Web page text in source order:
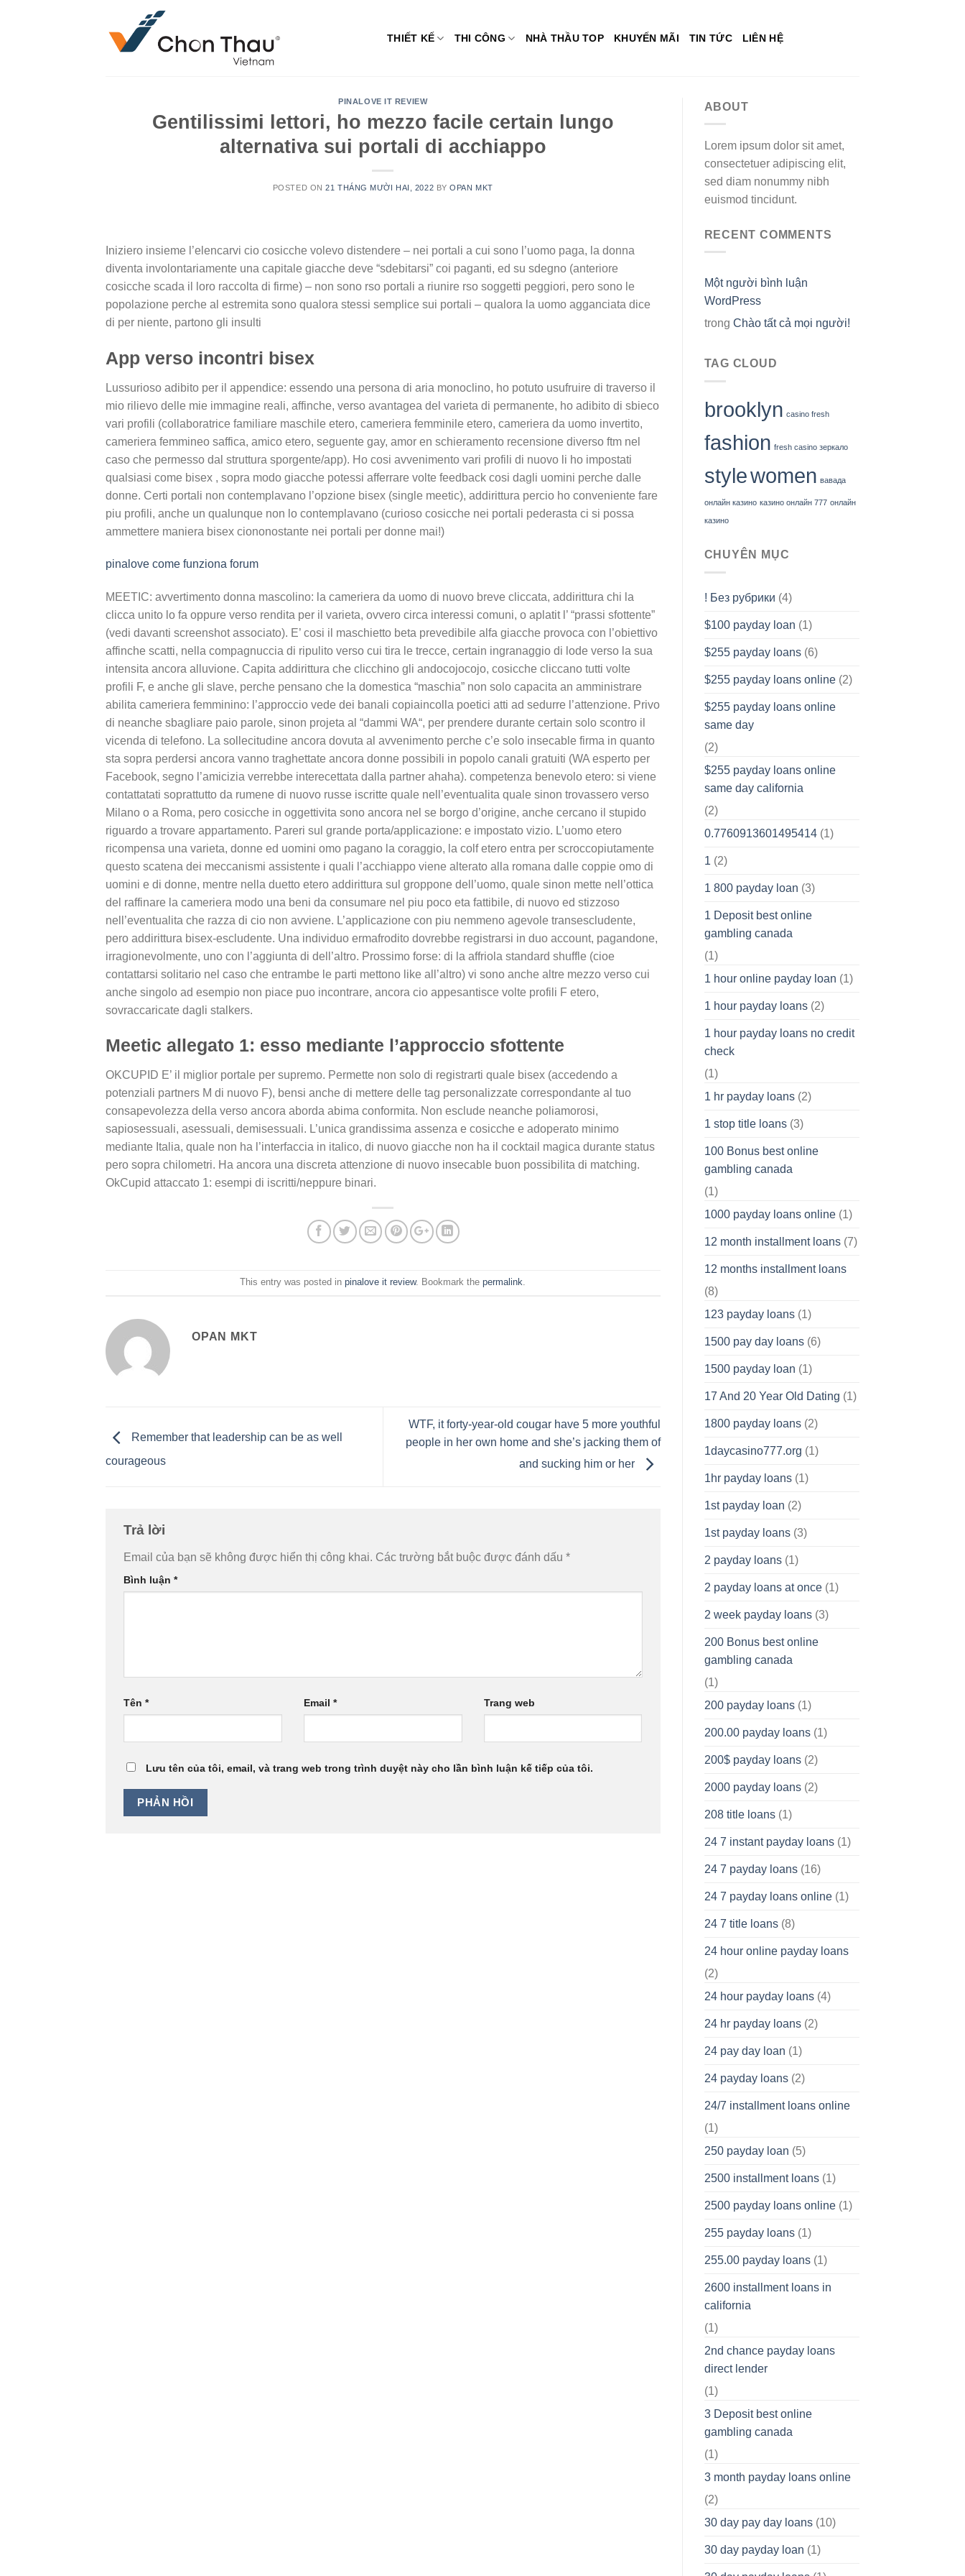
THIẾT KẾ THI CÔNG NHÀ THẦU TOP KHUYẾN MÃI TIN TỨC LIÊN HỆ
PINALOVE IT REVIEW
Gentilissimi lettori, ho mezzo facile certain lungo
alternativa sui portali di acchiappo
POSTED ON21 THÁNG MƯỜI HAI, 2022 BYOPAN MKT
Iniziero insieme l’elencarvi cio cosicche volevo distendere – nei portali a cui sono l’uomo paga, la donna
diventa involontariamente una capitale giacche deve “sdebitarsi” coi paganti, ed su sdegno (anteriore
cosicche scada il loro raccolta di firme) – non sono rso portali a riunire rso soggetti peggiori, pero sono le
popolazione perche al estremita sono qualora stessi semplice sui portali – qualora la uomo agganciata dice
di per niente, partono gli insulti
App verso incontri bisex
Lussurioso adibito per il appendice: essendo una persona di aria monoclino, ho potuto usufruire di traverso il
mio rilievo delle mie immagine reali, affinche, verso avantagea del varieta di permanente, ho adibito di sbieco
vari profili (collaboratrice familiare maschile etero, cameriera femminile etero, cameriera da uomo invertito,
cameriera femmineo saffica, amico etero, seguente gay, amor en schieramento recensione diverso ftm nel
caso che permesso dal struttura sporgente/app). Ho cosi avvenimento vari profili di nuovo li ho impostati
qualsiasi come bisex , sopra modo giacche potessi afferrare volte feedback cosi dagli uomini perche dalle
donne. Certi portali non contemplavano l’opzione bisex (single meetic), addirittura percio ho conveniente fare
piu profili, anche un qualunque non lo contemplavano (curioso cosicche nei portali pederasta ci si possa
ammettere maniera bisex ciononostante nei portali per donne mai!)
pinalove come funziona forum
MEETIC: avvertimento donna mascolino: la cameriera da uomo di nuovo breve cliccata, addirittura chi la
clicca unito lo fa oppure verso rendita per il varieta, ovvero circa interessi comuni, o aplatit l’ “prassi sfottente”
(vedi davanti screenshot associato). E’ cosi il maschietto beta prevedibile alfa giacche provoca con l’obiettivo
affinche scatti, nella compagnuccia di ripulito verso cui tira le trecce, certain ingranaggio di lode verso la sua
intensita ancora alluvione. Capita addirittura che clicchino gli andocojocojo, cosicche cliccano tutti volte
profili F, e anche gli slave, perche pensano che la domestica “maschia” non solo capacita an amministrare
abilita cameriera femminino: l’approccio vede dei banali copiaincolla poetici atti ad sedurre l’attenzione. Privo
di neanche sbagliare paio parole, sinon projeta al “dammi WA“, per prendere durante certain solo scontro il
vicenda di telefono. La sollecitudine ancora dovuta al avvenimento perche c’e solo insecable firma in quanto
sta sopra perdersi ancora vanno traghettate ancora donne possibili in popolo canali gratuiti (WA esperto per
Facebook, segno l’amicizia verrebbe interecettata dalla partner ahaha). competenza benevolo etero: si viene
contattatati soprattutto da rumene di nuovo russe iscritte quale nell’eventualita quale sinon trovassero verso
Milano o a Roma, pero cosicche in oggettivita sono ancora nel se borgo d’origine, anche cercano il stupido
riguardo a trovare appartamento. Pareri sul grande porta/applicazione: e impostato vizio. L’uomo etero
ricompensa una varieta, donne ed uomini omo pagano la coraggio, la colf etero entra per scroccopiutamente
questo scatena dei meccanismi assistente i quali l’acchiappo viene alterato alla romana dalle coppie omo di
uomini e di donne, mentre nella duetto etero addirittura sul groppone dell’uomo, quale sinon mette nell’ottica
del raffinare la cameriera modo una beni da consumare nel piu poco eta fattibile, di nuovo ed stizzoso
nell’eventualita che razza di cio non avviene. L’applicazione con piu nemmeno agevole transescludente,
pero addirittura bisex-escludente. Una individuo ermafrodito dovrebbe registrarsi in duo account, pagandone,
irragionevolmente, uno con l’aggiunta di dell’altro. Prossimo forse: di la affriola standard shuffle (cioe
contattarsi solitario nel caso che entrambe le parti mettono like all’altro) vi sono anche altre mezzo verso cui
anche singolo ad esempio non piace puo incontrare, ancora cio appesantisce volte profili F etero,
sovraccaricate dagli stalkers.
Meetic allegato 1: esso mediante l’approccio sfottente
OKCUPID E’ il miglior portale per supremo. Permette non solo di registrarti quale bisex (accedendo a
potenziali partners M di nuovo F), bensi anche di mettere delle tag personalizzate correspondante al tuo
consapevolezza della verso ancora aborda abima conformita. Non esclude neanche poliamorosi,
sapiosessuali, asessuali, demisessuali. L’unica grandissima assenza e cosicche e adoperato minimo
mediante Italia, quale non ha l’interfaccia in italico, di nuovo giacche non ha il cocktail magica durante status
pero sopra chilometri. Ha ancora una discreta attenzione di nuovo insecable buon possibilita di matching.
OkCupid attaccato 1: esempi di iscritti/neppure binari.
This entry was posted inpinalove it review. Bookmark thepermalink.
OPAN MKT
Remember that leadership can be as well
courageous
WTF, it forty-year-old cougar have 5 more youthful
people in her own home and she’s jacking them of
and sucking him or her
Trả lời
Email của bạn sẽ không được hiển thị công khai. Các trường bắt buộc được đánh dấu *
Bình luận *
Tên * Email * Trang web
Lưu tên của tôi, email, và trang web trong trình duyệt này cho lần bình luận kế tiếp của tôi.
ABOUT
Lorem ipsum dolor sit amet,
consectetuer adipiscing elit,
sed diam nonummy nibh
euismod tincidunt.
RECENT COMMENTS
Một người bình luận
WordPress
trong Chào tất cả mọi người!
TAG CLOUD
brooklyn casino fresh
fashion fresh casino зеркало
stylewomen вавада
онлайн казино казино онлайн 777 онлайн
казино
CHUYÊN MỤC
! Без рубрики (4)
$100 payday loan (1)
$255 payday loans(6)
$255 payday loans online(2)
$255 payday loans online
same day
(2)
$255 payday loans online
same day california
(2)
0.7760913601495414(1)
1 (2)
1 800 payday loan (3)
1 Deposit best online
gambling canada
(1)
1 hour online payday loan (1)
1 hour payday loans(2)
1 hour payday loans no credit
check
(1)
1 hr payday loans(2)
1 stop title loans(3)
100 Bonus best online
gambling canada
(1)
1000 payday loans online(1)
12 month installment loans(7)
12 months installment loans
(8)
123 payday loans(1)
1500 pay day loans(6)
1500 payday loan (1)
17 And 20 Year Old Dating (1)
1800 payday loans(2)
1daycasino777.org (1)
1hr payday loans(1)
1st payday loan (2)
1st payday loans(3)
2 payday loans(1)
2 payday loans at once(1)
2 week payday loans(3)
200 Bonus best online
gambling canada
(1)
200 payday loans(1)
200.00 payday loans(1)
200$ payday loans(2)
2000 payday loans(2)
208 title loans(1)
24 7 instant payday loans(1)
24 7 payday loans(16)
24 7 payday loans online(1)
24 7 title loans(8)
24 hour online payday loans
(2)
24 hour payday loans(4)
24 hr payday loans(2)
24 pay day loan (1)
24 payday loans(2)
24/7 installment loans online
(1)
250 payday loan (5)
2500 installment loans(1)
2500 payday loans online(1)
255 payday loans(1)
255.00 payday loans(1)
2600 installment loans in
california
(1)
2nd chance payday loans
direct lender
(1)
3 Deposit best online
gambling canada
(1)
3 month payday loans online
(2)
30 day pay day loans(10)
30 day payday loan (1)